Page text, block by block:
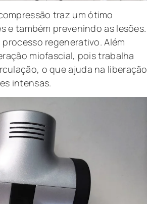
traz um ótimo
e também prevenindo as lesões.
regenerativo. Além
miofascial, pois trabalha
o que ajuda na liberação
intensas.